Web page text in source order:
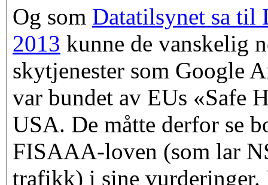
Og som Datatilsynet sa
2013 kunne de vanskelig
skytjenester som Google
var bundet av EUs «Safe
USA. De måtte derfor se
FISAAA-loven (som lar
trafikk) i sine vurderinger.